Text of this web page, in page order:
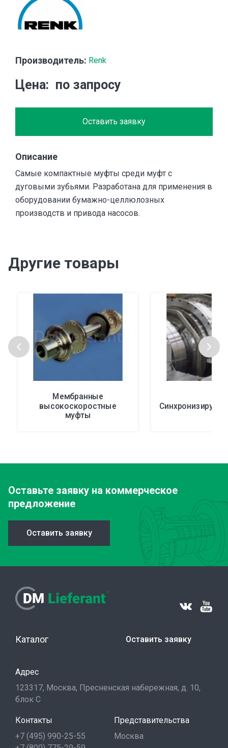
Производитель: Renk
Цена по запросу
Оставить заявку
Описание
Самые компактные муфты среди муфт с
дуговыми зубьями. Разработана для применения в
оборудовании бумажно-целлюлозных
производств и привода насосов.
Другие товары
Мембранные
высокоскоростные
муфты
Оставьте заявку на коммерческое
предложение
Оставить заявку
Каталог Оставить заявку
Адрес
123317, Москва, Пресненская набережная, д. 10,
блок С
Контакты
+7 (495) 990-25-55
Представительства
Москва